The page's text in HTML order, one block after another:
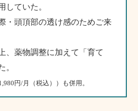
していた。
・頭頂部の透け感のためご来
、薬物調整に加えて「育て
。
円/月（税込））も併用。